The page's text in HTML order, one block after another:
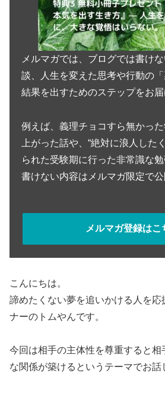
メルマガでは、ブログでは書け
談、人生を変えた思考や行動の
結果を出すためのステップをお届
例えば、義理チョコすら無かっ
上がった話や、“絶対に浪人した
られた受験期に行った非常識な
書けない内容はメルマガ限定で公
メルマガ登録はこ
こんにちは。
諦めたくない夢を追いかける人を応
ナーのトムやんです。
今回は相手の主体性を尊重すると
な関係が築けるというテーマでお話